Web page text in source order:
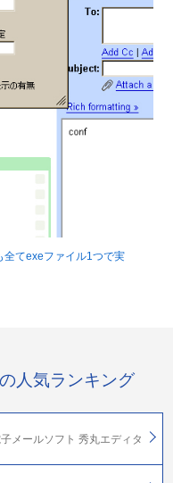
全てexeファイル1つで実
人気ランキング
メールソフト 秀丸エディタ